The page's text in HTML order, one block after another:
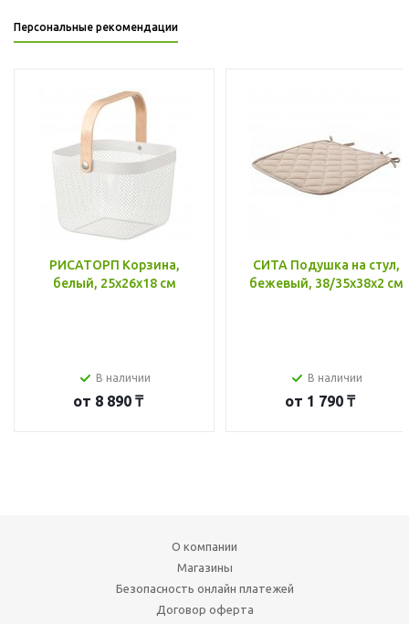
Персональные рекомендации
РИСАТОРП Корзина,
белый, 25x26x18 см
В наличии
от 8 890 ₸
СИТА Подушка на стул,
бежевый, 38/35x38x2 см
В наличии
от 1 790 ₸
О компании
Магазины
Безопасность онлайн платежей
Договор оферта